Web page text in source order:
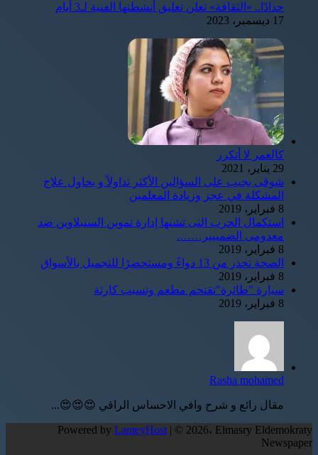
حدادًا.. «الثقافة» تعلن تعليق أنشطتها الفنية لـ3 أيام
17 ديسمبر، 2023
كالعمر لا أتكرر
29 يناير، 2021
شوقى يجيب على السؤالين الأكثر تداولاً و يحاول علاج
المشكلة في عجز وزيادة المعلمين
8 فبراير، 2019
استكمال الحرب التى تشنها إدارة تموين السنبلاوين ضد
معدومى الضمييير…….
8 فبراير، 2019
الصحة تحذر من 13 دواءً ومستحضرًا للتجميل بالأسواق
8 فبراير، 2019
سيارة "طائرة"تقتحم مطعم وتسبب كارثة
8 فبراير، 2019
Rasha mohamed
مقال رائع و شرح وافي الاحساس الراقي 😍😍😍...
Powered by LameyHost | © 2026، Elmasry Eldemokraty
Newspaper